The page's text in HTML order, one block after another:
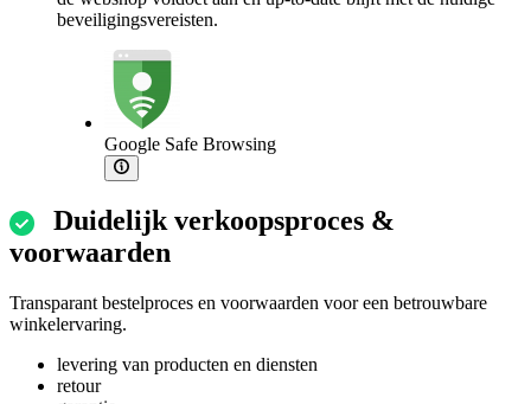
beveiligingsvereisten.
Google Safe Browsing
Duidelijk verkoopsproces &
voorwaarden
Transparant bestelproces en voorwaarden voor een betrouwbare
winkelervaring.
levering van producten en diensten
retour